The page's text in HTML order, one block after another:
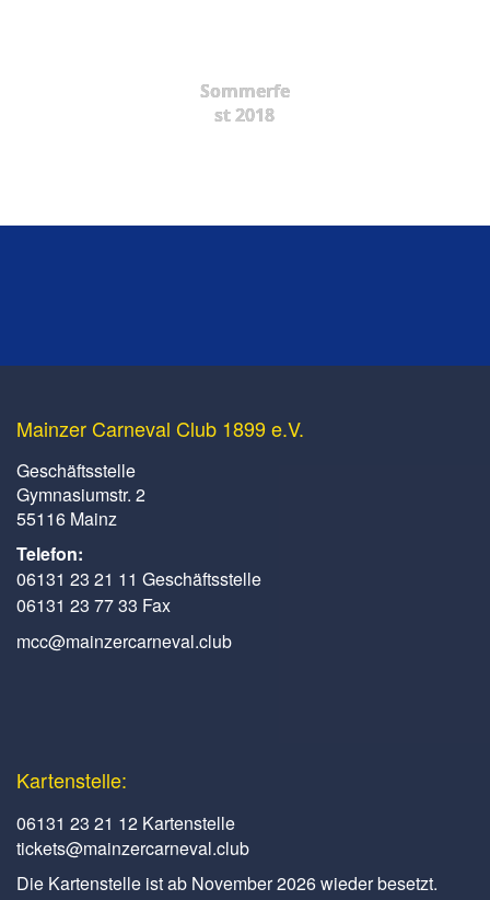
Sommerfe
st 2018
Mainzer Carneval Club 1899 e.V.
Geschäftsstelle
Gymnasiumstr. 2
55116 Mainz
Telefon:
06131 23 21 11 Geschäftsstelle
06131 23 77 33 Fax
mcc@mainzercarneval.club
Kartenstelle:
06131 23 21 12 Kartenstelle
tickets@mainzercarneval.club
Die Kartenstelle ist ab November 2026 wieder besetzt.